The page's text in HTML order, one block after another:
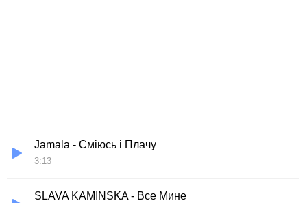
Jamala - Сміюсь і Плачу
3:13
SLAVA KAMINSKA - Все Мине